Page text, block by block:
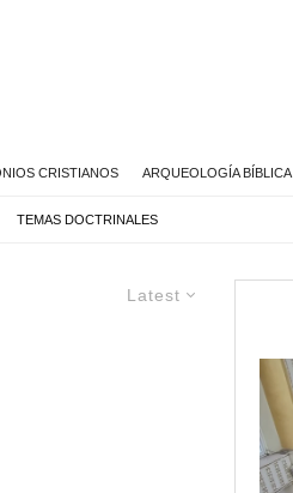
CRISTIANOS ARQUEOLOGÍA BÍBLICA
TEMAS DOCTRINALES
Latest